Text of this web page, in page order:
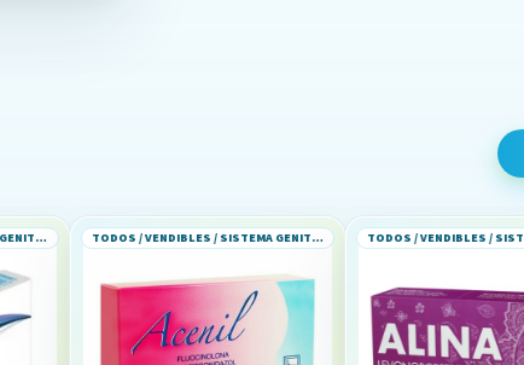
TODOS / VENDIBLES / SISTEMA GENITOURINARIO TODOS / VENDIBLES / SISTEMA GENITOURINARIO